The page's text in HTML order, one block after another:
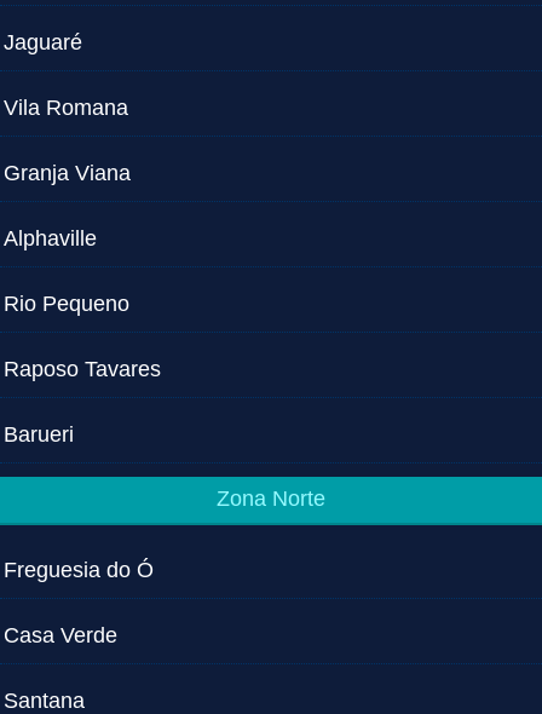
Jaguaré
Vila Romana
Granja Viana
Alphaville
Rio Pequeno
Raposo Tavares
Barueri
Zona Norte
Freguesia do Ó
Casa Verde
Santana